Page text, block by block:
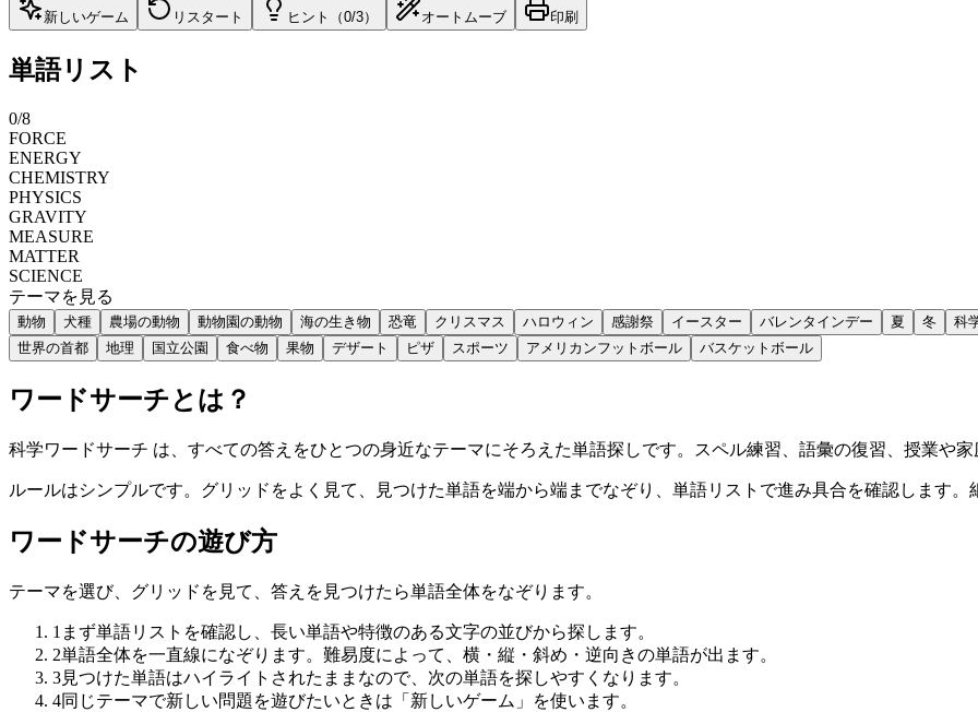
新しいゲーム リスタート ヒント（0/3） オートムーブ 印刷
単語リスト
0/8
FORCE
ENERGY
CHEMISTRY
PHYSICS
GRAVITY
MEASURE
MATTER
SCIENCE
テーマを見る
動物 犬種 農場の動物 動物園の動物 海の生き物 恐竜 クリスマス ハロウィン 感謝祭 イースター バレンタインデー 夏 冬 科
世界の首都
地理 国立公園 食べ物 果物 デザート ピザ スポーツ アメリカンフットボール バスケットボール
ワードサーチとは？
科学ワードサーチ は、すべての答えをひとつの身近なテーマにそろえた単語探しです。スペル練習、語彙の復習、授業や家
ルールはシンプルです。グリッドをよく見て、見つけた単語を端から端までなぞり、単語リストで進み具合を確認します。
ワードサーチの遊び方
テーマを選び、グリッドを見て、答えを見つけたら単語全体をなぞります。
1 まず単語リストを確認し、長い単語や特徴のある文字の並びから探します。
2単語全体を一直線になぞります。難易度によって、横・縦・斜め・逆向きの単語が出ます。
3見つけた単語はハイライトされたままなので、次の単語を探しやすくなります。
4同じテーマで新しい問題を遊びたいときは「新しいゲーム」を使います。